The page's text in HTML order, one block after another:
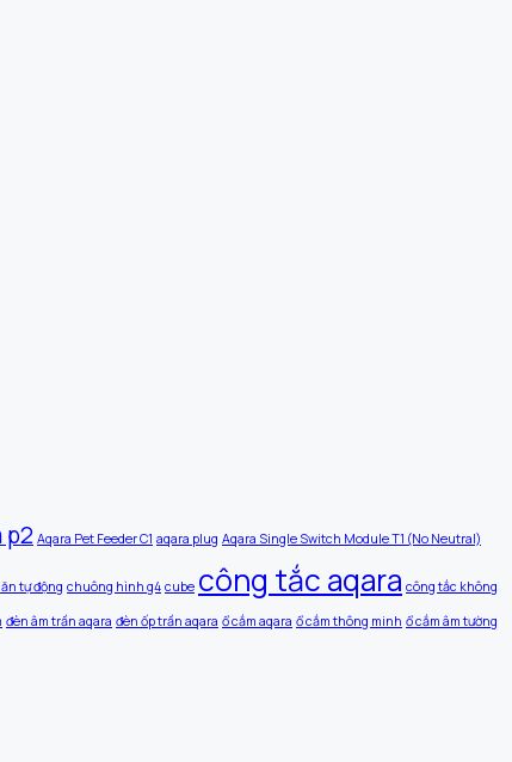
p2 Aqara Pet Feeder C1 aqara plug Aqara Single Switch Module T1 (No Neutral)
tự động chuông hình g4 cube công tắc aqara công tắc không
đèn âm trần aqara đèn ốp trần aqara ổ cắm aqara ổ cắm thông minh ổ cắm âm tường